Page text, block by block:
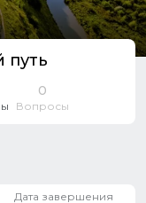
путь
0
Вопросы
Дата завершения